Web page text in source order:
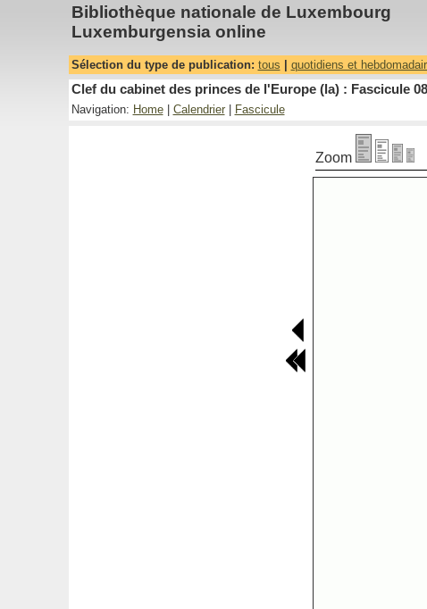
Bibliothèque nationale de Luxembourg
Luxemburgensia online
Sélection du type de publication: tous quotidiens et
Clef du cabinet des princes de l'Europe (la) : Fascicule
Navigation: Home| Calendrier| Fascicule
Zoom